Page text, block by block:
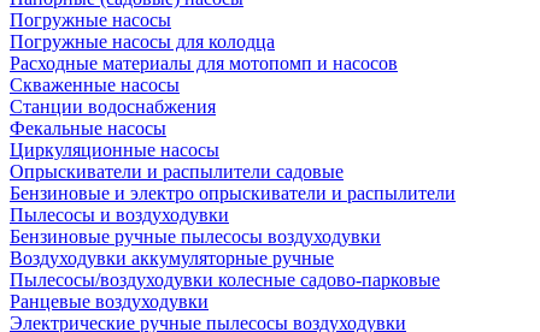
Погружные насосы
Погружные насосы для колодца
Расходные материалы для мотопомп и насосов
Скваженные насосы
Станции водоснабжения
Фекальные насосы
Циркуляционные насосы
Опрыскиватели и распылители садовые
Бензиновые и электро опрыскиватели и распылители
Пылесосы и воздуходувки
Бензиновые ручные пылесосы воздуходувки
Воздуходувки аккумуляторные ручные
Пылесосы/воздуходувки колесные садово-парковые
Ранцевые воздуходувки
Электрические ручные пылесосы воздуходувки